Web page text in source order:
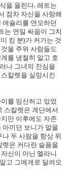
을 올린다. 레트는
점차 자신을 사랑해
슐리를 연모하던
는 연일 싸움이 그치
킹 분)가 커가는 것
을 주위 사람들도
를 냉철히 알고 호
나 그녀의 진심을
칼렛을 실망시킨
를 임신하고 있었
스칼렛은 계단에서
만 이후에도 자존
끼던 보니가 말을
두 사람을 항상 위
은 커다란 슬픔을
신이 아닌 멜라니
고 그에게로 달려오